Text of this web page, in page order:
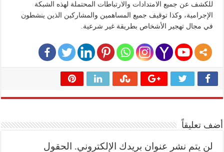
للكشف عن جميع الامتدادات والارتباطات المحتملة لهذه الشبكة
الإجرامية، وكذا توقيف جميع المساهمين والمشاركين الذين ينشطون
في مجال تهجير الأشخاص بطريقة غير شرعية.
أضف تعليقاً
لن يتم نشر عنوان بريدك الإلكتروني.
الحقول